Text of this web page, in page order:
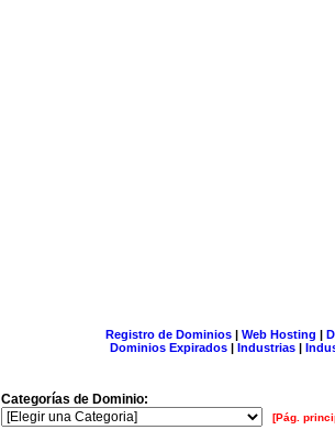
Registro de Dominios| Web Hosting |
Dominios Expirados | Industrias |
Categorías de Dominio:
[Pág.